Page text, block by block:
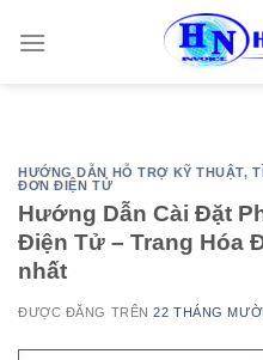
HƯỚNG DẪN HỖ TRỢ KỸ THUẬT,
ĐƠN ĐIỆN TỬ
Hướng Dẫn Cài Đặt
Điện Tử – Trang Hóa
nhất
ĐƯỢC ĐĂNG TRÊN22 THÁNG